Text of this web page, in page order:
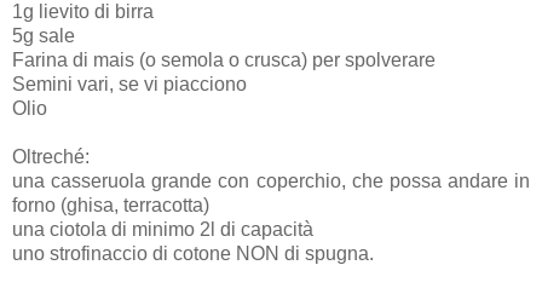
1g lievito di birra
5g sale
Farina di mais (o semola o crusca) per spolverare
Semini vari, se vi piacciono
Olio
Oltreché:
una casseruola grande con coperchio, che possa andare in
forno (ghisa, terracotta)
una ciotola di minimo 2l di capacità
uno strofinaccio di cotone NON di spugna.